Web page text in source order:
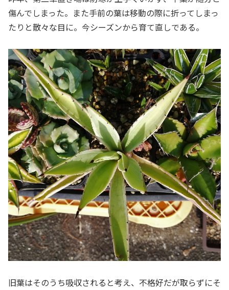
傷んでしまった。また手前の葉は移動の際に折ってしまっ
たりと散々な目に。今シーズンから育て直しである。
旧葉はそのうち吸収されると考え、不格好だが取らずにそ